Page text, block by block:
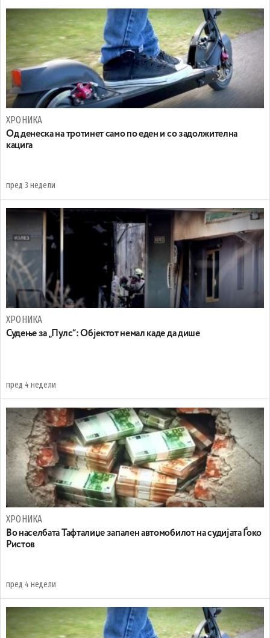
ХРОНИКА
Oд денеска на тротинет само по еден и со задолжителна
кацига
пред 3 недели
ХРОНИКА
Судење за „Пулс“: Објектот немал каде да дише
пред 4 недели
ХРОНИКА
Во населбата Тафталиџе запален автомобилот на судијата Ѓоко
Ристов
пред 4 недели